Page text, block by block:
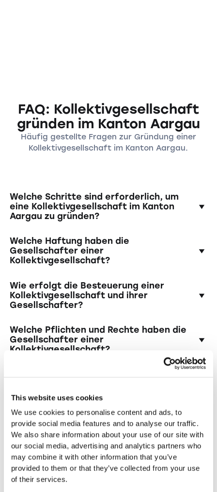
This website uses cookies
We use cookies to personalise content and ads, to
provide social media features and to analyse our traffic.
We also share information about your use of our site with
our social media, advertising and analytics partners who
may combine it with other information that you’ve
provided to them or that they’ve collected from your use
of their services.
FAQ: Kollektivgesellschaft
gründen im Kanton Aargau
Häufig gestellte Fragen zur Gründung einer
Kollektivgesellschaft im Kanton Aargau.
Welche Schritte sind erforderlich, um
eine Kollektivgesellschaft im Kanton
Aargau zu gründen?
Zur Gründung einer Kollektivgesellschaft
müssen die Gesellschafter einen schriftlichen
Gesellschaftsvertrag aufsetzen, der unter
Geschäftszweck, die Beitragspflichten der
Gesellschafter und weitere wichtige Details
enthält. Anschliessend muss die Gesellschaft
eingetragen werden.
Welche Haftung haben die
Gesellschafter einer
Kollektivgesellschaft?
Die Gesellschafter haften unbeschränkt und
solidarisch mit ihrem gesamten Vermögen für
die Verbindlichkeiten der Kollektivgesellschaft.
Zahlungsschwierigkeiten auch auf das
Privatvermögen der Gesellschafter zugreifen
können.
Wie erfolgt die Besteuerung einer
Kollektivgesellschaft und ihrer
Gesellschafter?
Eine Kollektivgesellschaft wird steuerlich als
Personengesellschaft behandelt, was
bedeutet, dass die Gewinne der Gesellschaft
bei den Gesellschaftern persönlich versteuert
werden. Die Gesellschaft selbst ist nicht
Welche Pflichten und Rechte haben die
Gesellschafter einer
Kollektivgesellschaft?
Die Gesellschafter haben die Pflicht, das
zu führen und sich an die im
halten. Sie haben auch das Recht, an den
Entscheidungen des Unternehmens
teilzuhaben und Gewinne entsprechend ihrer
Beteiligung zu erhalten.
Gründung einer Kollektivgesellschaft in der
Schweiz durch Beratung, Vorlagen für
Dokumente, Einreichung beim Handelsregister
und fortlaufende Unterstützung. Dadurch wird
der Gründungsprozess effizient und
reibungslos gestaltet.
Andere Rechtsformen
entdecken
Sie suchen nach einer anderen Rechtsform
für Ihr Unternehmen im Kanton Aargau?